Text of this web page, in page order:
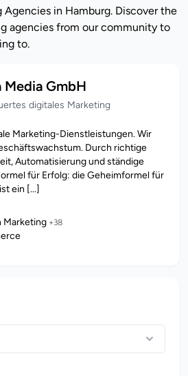
Agencies in Hamburg. Discover the
agencies from our community to
to.
Media GmbH
digitales Marketing
Marketing-Dienstleistungen. Wir
Durch richtige
Automatisierung und ständige
für Erfolg: die Geheimformel für
ein [...]
Marketing +38